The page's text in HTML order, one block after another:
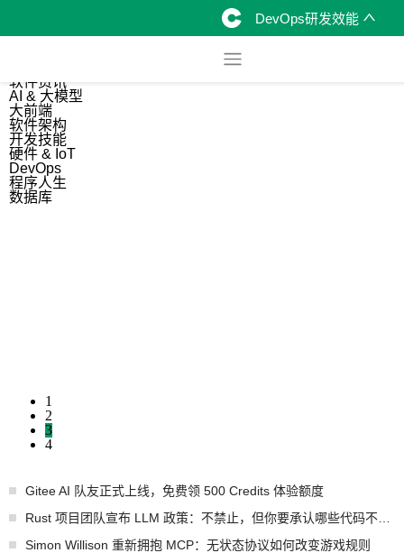
DevOps研发效能
软件资讯
AI & 大模型
大前端
软件架构
开发技能
硬件 & IoT
DevOps
程序人生
数据库
1
2
3
4
Gitee AI 队友正式上线，免费领 500 Credits 体验额度
Simon Willison 重新拥抱 MCP：无状态协议如何改变游戏规则